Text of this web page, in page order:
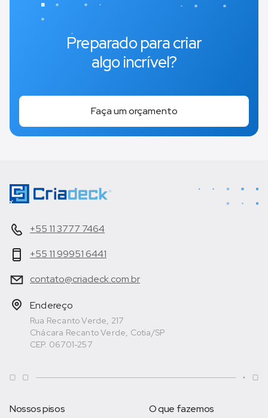
Preparado para criar
algo incrível?
Faça um orçamento
+55 11 3777 7464
+55 11 99951 6441
contato@criadeck.com.br
Endereço
Rua Recanto Verde, 217
Chácara Recanto Verde, Cotia/SP
CEP. 06701-257
Nossos pisos
O que fazemos